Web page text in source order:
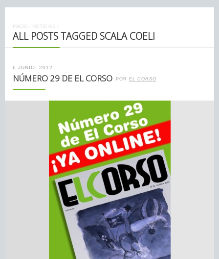
INICIO / NOTICIAS /
ALL POSTS TAGGED SCALA COELI
6 JUNIO, 2012
NÚMERO 29 DE EL CORSO POR EL CORSO